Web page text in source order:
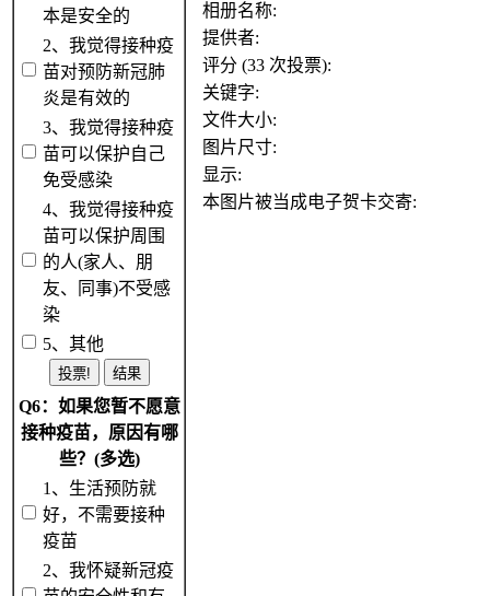
本是安全的
2、我觉得接种疫
苗对预防新冠肺
炎是有效的
3、我觉得接种疫
苗可以保护自己
免受感染
4、我觉得接种疫
苗可以保护周围
的人(家人、朋
友、同事)不受感
染
5、其他
Q6：如果您暂不愿意
接种疫苗，原因有哪
些？(多选)
1、生活预防就
好，不需要接种
疫苗
2、我怀疑新冠疫
相册名称:
提供者:
评分 (33 次投票):
关键字:
文件大小:
图片尺寸:
显示:
本图片被当成电子贺卡交寄: